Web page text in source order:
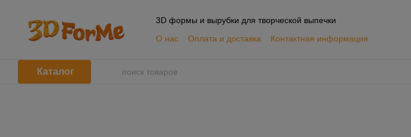
3D формы и вырубки для творческой выпечки
О нас
Оплата и доставка
Контактная информация
Каталог